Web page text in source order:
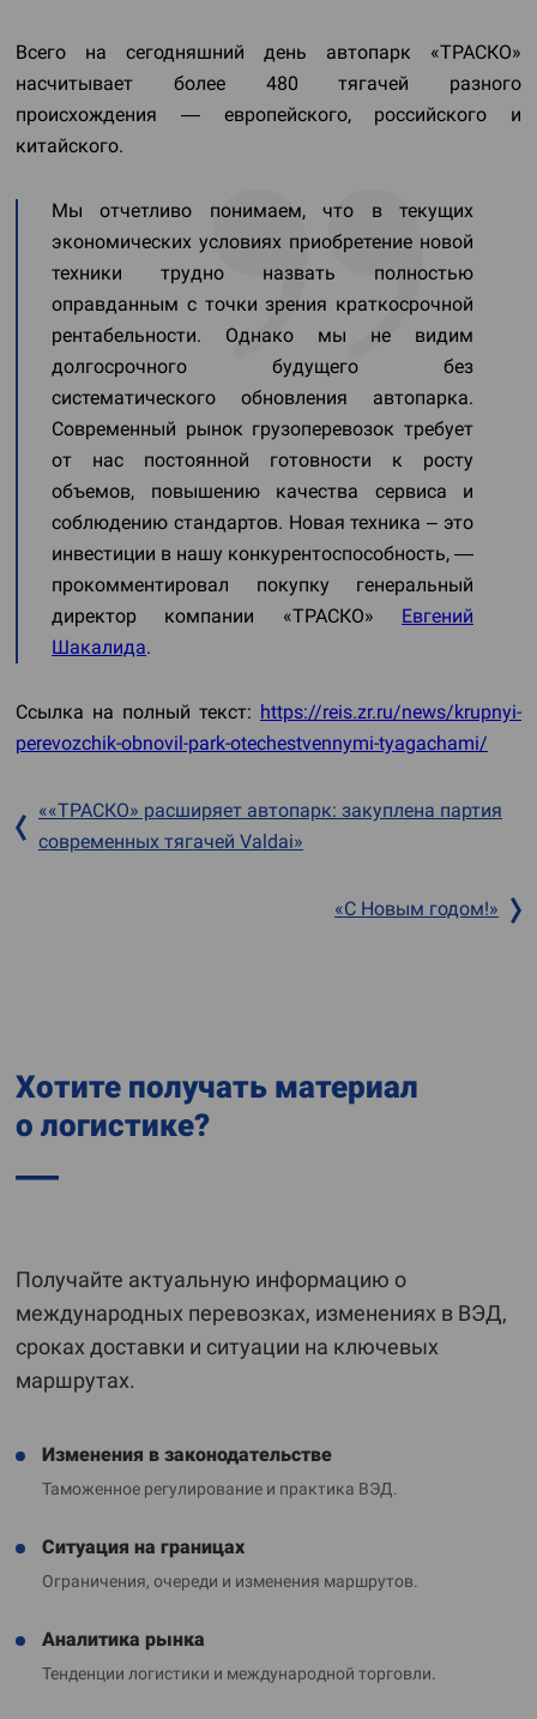
Всего на сегодняшний день автопарк «ТРАСКО»
насчитывает более 480 тягачей разного
происхождения — европейского, российского и
китайского.
Мы отчетливо понимаем, что в текущих
экономических условиях приобретение новой
техники трудно назвать полностью
оправданным с точки зрения краткосрочной
рентабельности. Однако мы не видим
долгосрочного будущего без
систематического обновления автопарка.
Современный рынок грузоперевозок требует
от нас постоянной готовности к росту
объемов, повышению качества сервиса и
соблюдению стандартов. Новая техника – это
инвестиции в нашу конкурентоспособность, —
прокомментировал покупку генеральный
директор компании «ТРАСКО» Евгений
Шакалида.
Ссылка на полный текст: https://reis.zr.ru/news/krupnyi-
perevozchik-obnovil-park-otechestvennymi-tyagachami/
««ТРАСКО» расширяет автопарк: закуплена партия
современных тягачей Valdai»
«С Новым годом!»
Хотите получать материал
о логистике?
Получайте актуальную информацию о
международных перевозках, изменениях в ВЭД,
сроках доставки и ситуации на ключевых
маршрутах.
Изменения в законодательстве
Таможенное регулирование и практика ВЭД.
Ситуация на границах
Ограничения, очереди и изменения маршрутов.
Аналитика рынка
Тенденции логистики и международной торговли.